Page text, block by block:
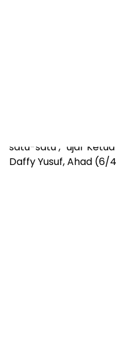
satu-satu’,” ujar
Daffy Yusuf, Ahad (6/